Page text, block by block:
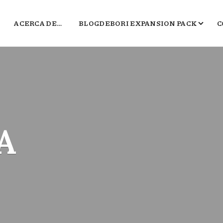
ACERCA DE… BLOGDEBORI EXPANSION PACK
JUEGOS DE BORI